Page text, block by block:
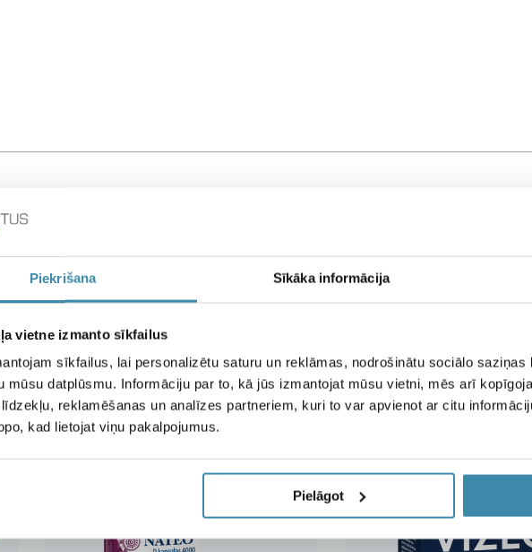
Piekrišana Sīkāka informācija
vietne izmanto sīkfailus
sīkfailus, lai personalizētu saturu un reklāmas, nodrošinātu sociālo
mūsu datplūsmu. Informāciju par to, kā jūs izmantojat mūsu vietni, mēs arī
reklamēšanas un analīzes partneriem, kuri to var apvienot ar citu
kad lietojat viņu pakalpojumus.
Pielāgot